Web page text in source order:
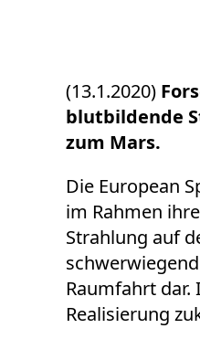
(13.1.2020)
blutbildende
zum Mars.
Die European
im Rahmen
Strahlung auf
Raumfahrt
Realisierung